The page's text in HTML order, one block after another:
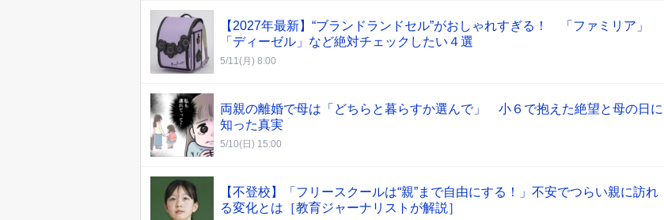
【2027年最新】“ブランドランドセル”がおしゃれすぎる！ 「ファミリア」
「ディーゼル」など絶対チェックしたい４選
5/11(月) 8:00
両親の離婚で母は「どちらと暮らすか選んで」 小６で抱えた絶望と母の日に
知った真実
5/10(日) 15:00
【不登校】「フリースクールは“親”まで自由にする！」不安でつらい親に訪れ
る変化とは［教育ジャーナリストが解説］